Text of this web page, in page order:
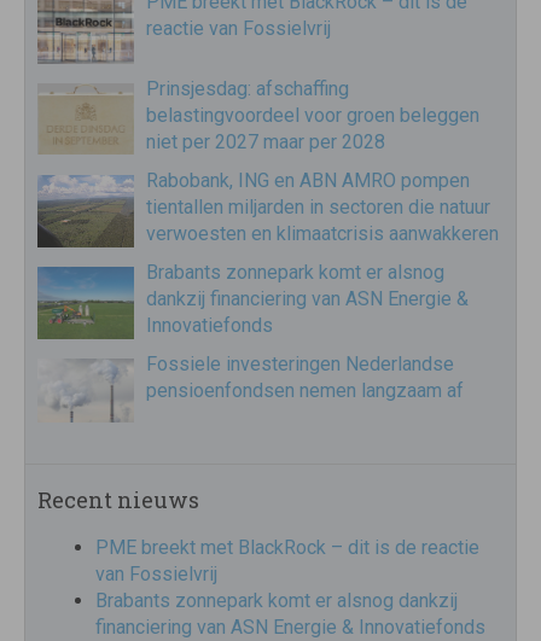
reactie van Fossielvrij
Prinsjesdag: afschaffing
belastingvoordeel voor groen beleggen
niet per 2027 maar per 2028
Rabobank, ING en ABN AMRO pompen
tientallen miljarden in sectoren die natuur
verwoesten en klimaatcrisis aanwakkeren
Brabants zonnepark komt er alsnog
dankzij financiering van ASN Energie &
Innovatiefonds
Fossiele investeringen Nederlandse
pensioenfondsen nemen langzaam af
Recent nieuws
PME breekt met BlackRock – dit is de reactie
van Fossielvrij
Brabants zonnepark komt er alsnog dankzij
financiering van ASN Energie & Innovatiefonds